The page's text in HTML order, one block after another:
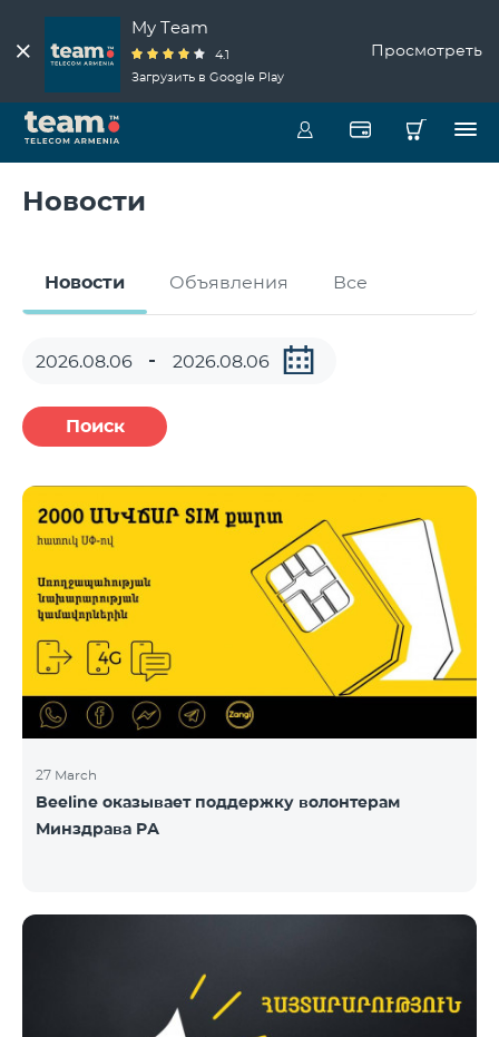
My Team
4.1
Загрузить в Google Play
Просмотреть
Новости
Новости Объявления Все
Поиск
27 March
Beeline оказывает поддержку волонтерам
Минздрава РА